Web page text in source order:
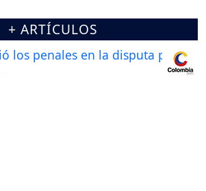
+ ARTÍCULOS